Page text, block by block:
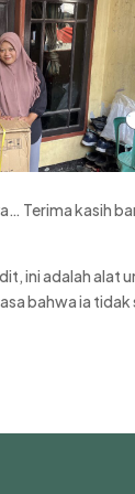
Terima kasih
ini adalah
bahwa ia tidak